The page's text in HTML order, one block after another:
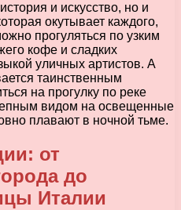
и искусство, но и
окутывает каждого,
прогуляться по узким
кофе и сладких
уличных артистов. А
таинственным
на прогулку по реке
видом на освещенные
плавают в ночной тьме.
от
до
Италии